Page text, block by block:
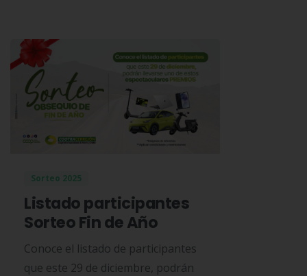
Sorteo 2025
Listado participantes
Sorteo Fin de Año
Conoce el listado de participantes
que este 29 de diciembre, podrán